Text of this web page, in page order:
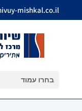
mishkal.co.il
בחרו עמוד